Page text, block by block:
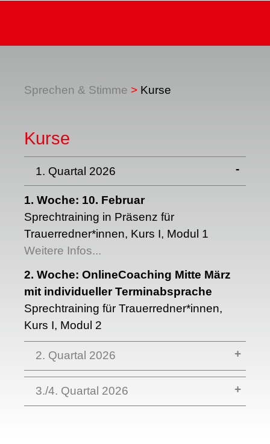
Sprechen & Stimme Kurse
Kurse
1. Quartal 2026
1. Woche: 10. Februar
Sprechtraining in Präsenz für
Trauerredner*innen, Kurs I, Modul 1
Weitere Infos...
2. Woche: OnlineCoaching Mitte März
mit individueller Terminabsprache
Sprechtraining für Trauerredner*innen,
Kurs I, Modul 2
2. Quartal 2026
3./4. Quartal 2026